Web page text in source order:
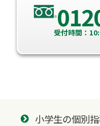
受付時間：
小学生の個別